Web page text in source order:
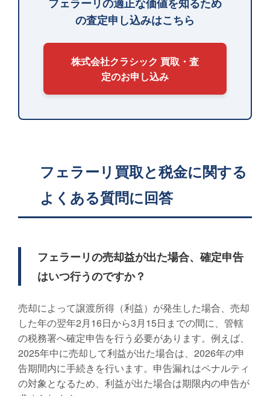
フェラーリの適正な価値を知るため
の査定申し込みはこちら
株式会社クラシック 買取・査
定のお申し込み
フェラーリ買取と税金に関する
よくある質問に回答
フェラーリの売却益が出た場合、確定申告
はいつ行うのですか？
売却によって譲渡所得（利益）が発生した場合、売却
した年の翌年2月16日から3月15日までの間に、管轄
の税務署へ確定申告を行う必要があります。例えば、
2025年中に売却して利益が出た場合は、2026年の申
告期間内に手続きを行います。申告漏れはペナルティ
の対象となるため、利益が出た場合は期限内の申告が